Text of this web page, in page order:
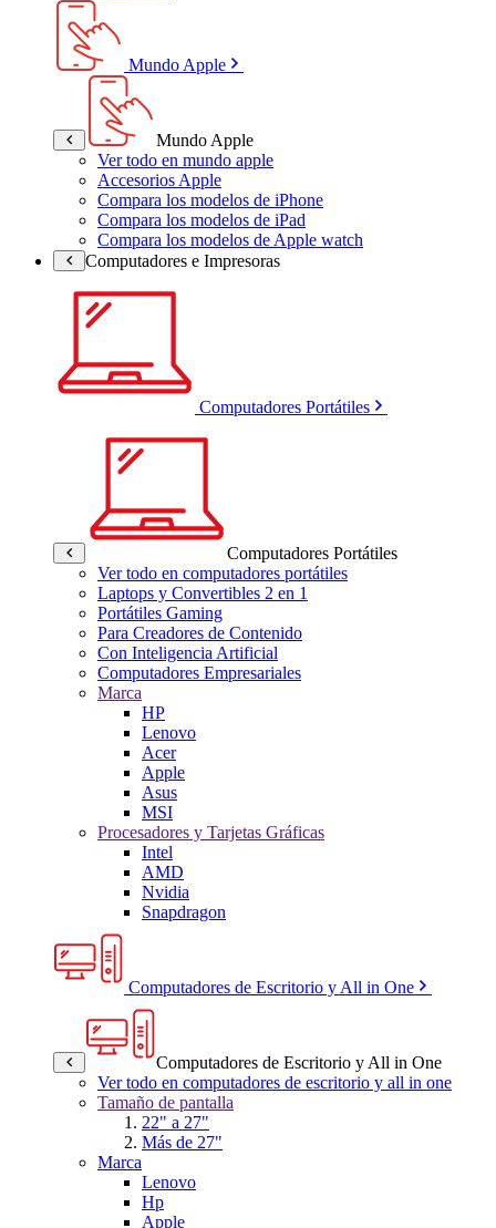
Mundo Apple
Mundo Apple
Ver todo en mundo apple
Accesorios Apple
Compara los modelos de iPhone
Compara los modelos de iPad
Compara los modelos de Apple watch
Computadores e Impresoras
Computadores Portátiles
Computadores Portátiles
Ver todo en computadores portátiles
Laptops y Convertibles 2 en 1
Portátiles Gaming
Para Creadores de Contenido
Con Inteligencia Artificial
Computadores Empresariales
Marca
HP
Lenovo
Acer
Apple
Asus
MSI
Procesadores y Tarjetas Gráficas
Intel
AMD
Nvidia
Snapdragon
Computadores de Escritorio y All in One
Computadores de Escritorio y All in One
Ver todo en computadores de escritorio y all in one
Tamaño de pantalla
22" a 27"
Más de 27"
Marca
Lenovo
Hp
Apple